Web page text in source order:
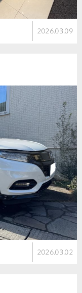
2026.03.09
2026.03.02